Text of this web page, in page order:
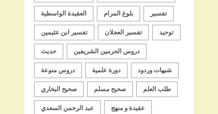
العقيدة الواسطية بلوغ المرام تفسير
تفسير ابن عثيمين تفسير العجلان توحيد
حديث دروس الحرمين الشريفين
دروس منوعة دورة علمية شبهات وردود
صحيح البخاري صحيح مسلم طلب العلم
عبد الرحمن السعدي عقيدة و منهج